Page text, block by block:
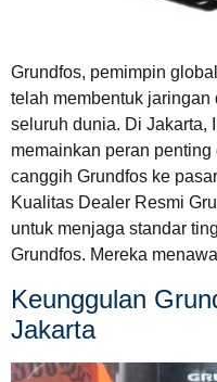
Grundfos, pemimpin
telah membentuk jaringan
seluruh dunia. Di Jakarta,
memainkan peran
canggih Grundfos ke
Kualitas Dealer Resmi
untuk menjaga standar
Grundfos. Mereka
Keunggulan
Jakarta